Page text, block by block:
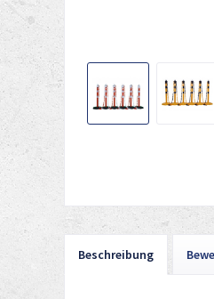
Beschreibung